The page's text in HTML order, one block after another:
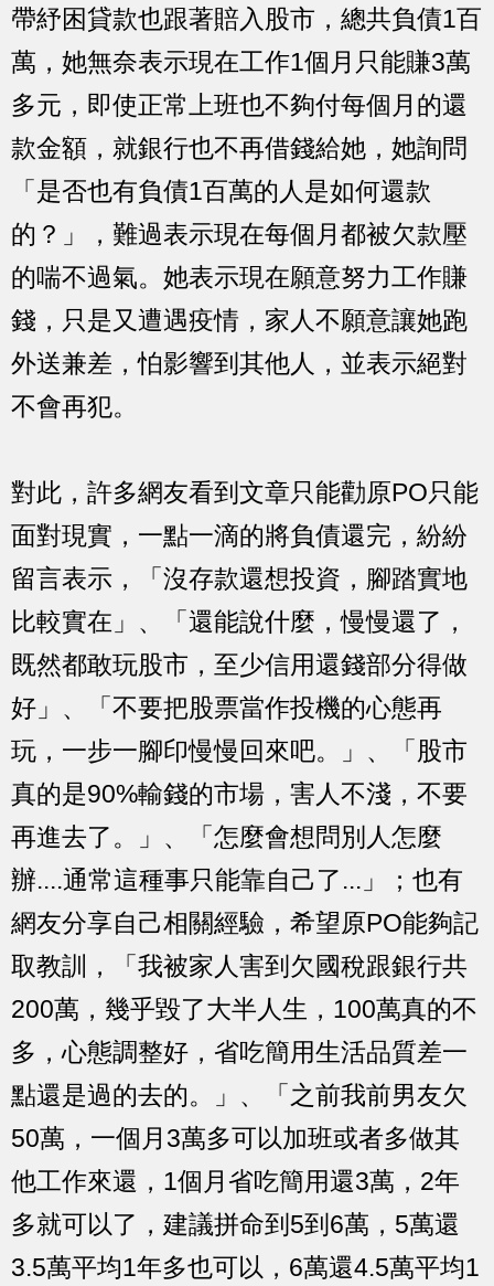
帶紓困貸款也跟著賠入股市，總共負債1百
萬，她無奈表示現在工作1個月只能賺3萬
多元，即使正常上班也不夠付每個月的還
款金額，就銀行也不再借錢給她，她詢問
「是否也有負債1百萬的人是如何還款
的？」，難過表示現在每個月都被欠款壓
的喘不過氣。她表示現在願意努力工作賺
錢，只是又遭遇疫情，家人不願意讓她跑
外送兼差，怕影響到其他人，並表示絕對
不會再犯。
對此，許多網友看到文章只能勸原PO只能
面對現實，一點一滴的將負債還完，紛紛
留言表示，「沒存款還想投資，腳踏實地
比較實在」、「還能說什麼，慢慢還了，
既然都敢玩股市，至少信用還錢部分得做
好」、「不要把股票當作投機的心態再
玩，一步一腳印慢慢回來吧。」、「股市
真的是90%輸錢的市場，害人不淺，不要
再進去了。」、「怎麼會想問別人怎麼
辦....通常這種事只能靠自己了...」；也有
網友分享自己相關經驗，希望原PO能夠記
取教訓，「我被家人害到欠國稅跟銀行共
200萬，幾乎毀了大半人生，100萬真的不
多，心態調整好，省吃簡用生活品質差一
點還是過的去的。」、「之前我前男友欠
50萬，一個月3萬多可以加班或者多做其
他工作來還，1個月省吃簡用還3萬，2年
多就可以了，建議拼命到5到6萬，5萬還
3.5萬平均1年多也可以，6萬還4.5萬平均1